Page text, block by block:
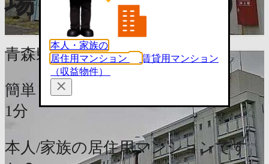
青森県青森市大字泉野内野19-4
簡単
1分
本人/家族の居住用マンションです
本人・家族の
居住用マンション
賃貸用マンション
（収益物件）